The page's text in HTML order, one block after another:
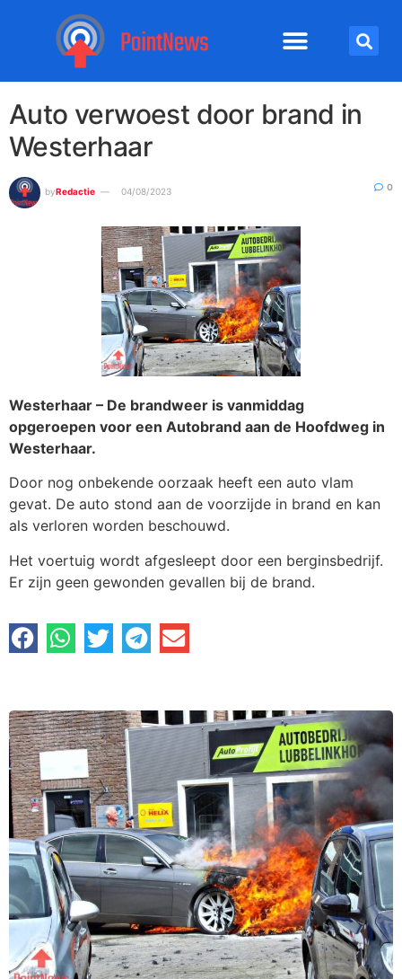
Auto verwoest door brand in
Westerhaar
byRedactie 04/08/2023 0
Westerhaar – De brandweer is vanmiddag
opgeroepen voor een Autobrand aan de Hoofdweg in
Westerhaar.
Door nog onbekende oorzaak heeft een auto vlam
gevat. De auto stond aan de voorzijde in brand en kan
als verloren worden beschouwd.
Het voertuig wordt afgesleept door een berginsbedrijf.
Er zijn geen gewonden gevallen bij de brand.